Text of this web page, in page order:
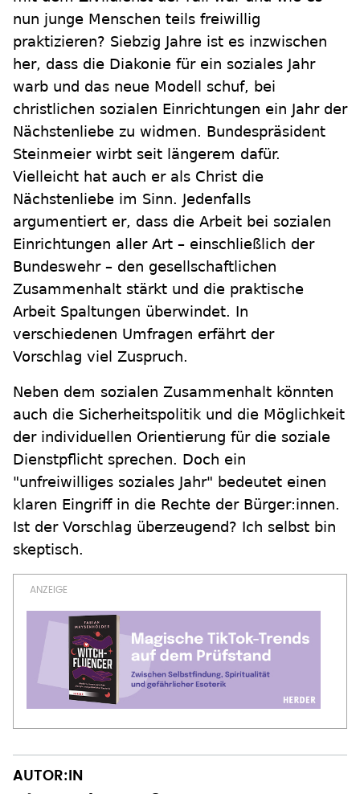
nun junge Menschen teils freiwillig
praktizieren? Siebzig Jahre ist es inzwischen
her, dass die Diakonie für ein soziales Jahr
warb und das neue Modell schuf, bei
christlichen sozialen Einrichtungen ein Jahr der
Nächstenliebe zu widmen. Bundespräsident
Steinmeier wirbt seit längerem dafür.
Vielleicht hat auch er als Christ die
Nächstenliebe im Sinn. Jedenfalls
argumentiert er, dass die Arbeit bei sozialen
Einrichtungen aller Art – einschließlich der
Bundeswehr – den gesellschaftlichen
Zusammenhalt stärkt und die praktische
Arbeit Spaltungen überwindet. In
verschiedenen Umfragen erfährt der
Vorschlag viel Zuspruch.
Neben dem sozialen Zusammenhalt könnten
auch die Sicherheitspolitik und die Möglichkeit
der individuellen Orientierung für die soziale
Dienstpflicht sprechen. Doch ein
"unfreiwilliges soziales Jahr" bedeutet einen
klaren Eingriff in die Rechte der Bürger:innen.
Ist der Vorschlag überzeugend? Ich selbst bin
skeptisch.
AUTOR:IN